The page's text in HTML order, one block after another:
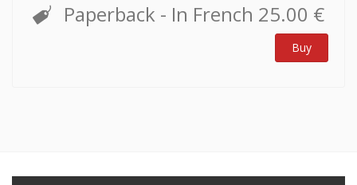
Paperback - In French 25.00 €
Buy